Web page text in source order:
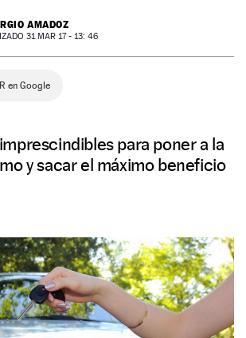
AMADOZ
31 MAR 17 - 13: 46
en Google
para poner a la
y sacar el máximo beneficio